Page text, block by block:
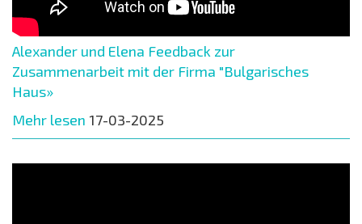
Alexander und Elena Feedback zur
Zusammenarbeit mit der Firma "Bulgarisches
Haus»
Mehr lesen 17-03-2025